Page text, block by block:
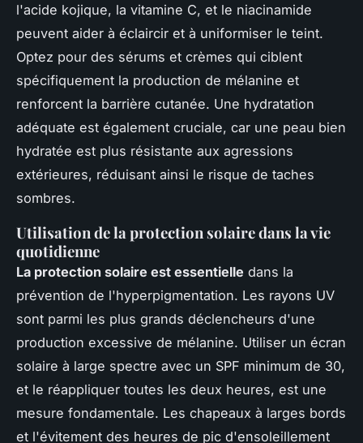
l'acide kojique, la vitamine C, et le niacinamide
peuvent aider à éclaircir et à uniformiser le teint.
Optez pour des sérums et crèmes qui ciblent
spécifiquement la production de mélanine et
renforcent la barrière cutanée. Une hydratation
adéquate est également cruciale, car une peau bien
hydratée est plus résistante aux agressions
extérieures, réduisant ainsi le risque de taches
sombres.
Utilisation de la protection solaire dans la vie
quotidienne
La protection solaire est essentielle dans la
prévention de l'hyperpigmentation. Les rayons UV
sont parmi les plus grands déclencheurs d'une
production excessive de mélanine. Utiliser un écran
solaire à large spectre avec un SPF minimum de 30,
et le réappliquer toutes les deux heures, est une
mesure fondamentale. Les chapeaux à larges bords
et l'évitement des heures de pic d'ensoleillement